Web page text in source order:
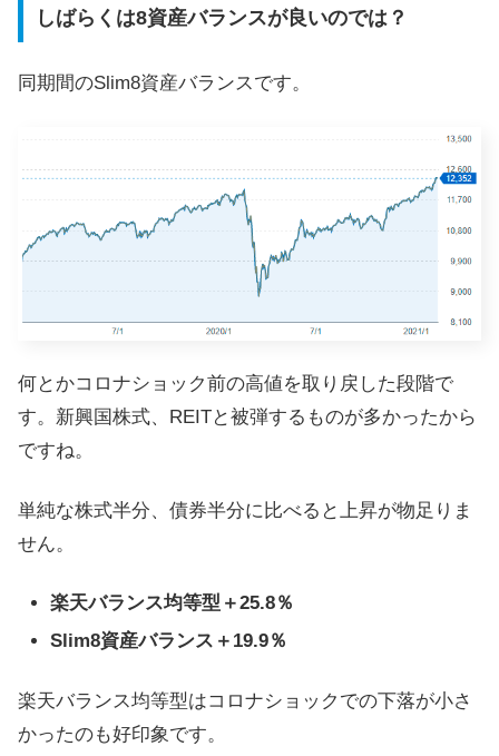
しばらくは8資産バランスが良いのでは？
同期間のSlim8資産バランスです。
何とかコロナショック前の高値を取り戻した段階で
す。新興国株式、REITと被弾するものが多かったから
ですね。
単純な株式半分、債券半分に比べると上昇が物足りま
せん。
楽天バランス均等型＋25.8％
Slim8資産バランス＋19.9％
楽天バランス均等型はコロナショックでの下落が小さ
かったのも好印象です。